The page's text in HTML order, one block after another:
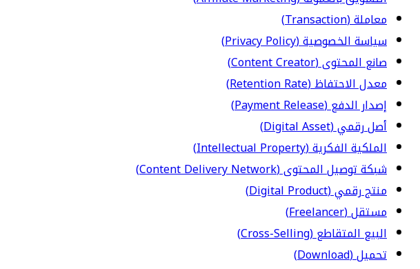
معاملة (Transaction)
سياسة الخصوصية (Privacy Policy)
صانع المحتوى (Content Creator)
معدل الاحتفاظ (Retention Rate)
إصدار الدفع (Payment Release)
أصل رقمي (Digital Asset)
الملكية الفكرية (Intellectual Property)
شبكة توصيل المحتوى (Content Delivery Network)
منتج رقمي (Digital Product)
مستقل (Freelancer)
البيع المتقاطع (Cross-Selling)
تحميل (Download)